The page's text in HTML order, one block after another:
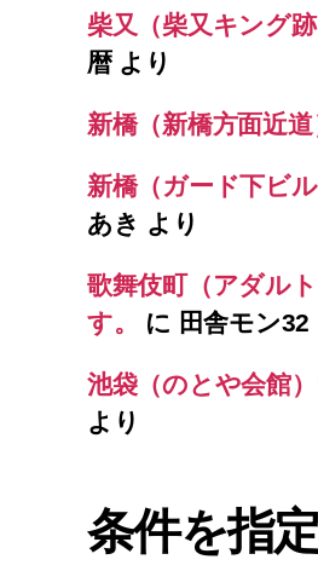
柴又（柴又キング
暦より
新橋（新橋方面近
新橋（ガード下ビ
あき より
歌舞伎町（アダル
す。
に 田舎モン32
池袋（のとや会館
より
条件を指